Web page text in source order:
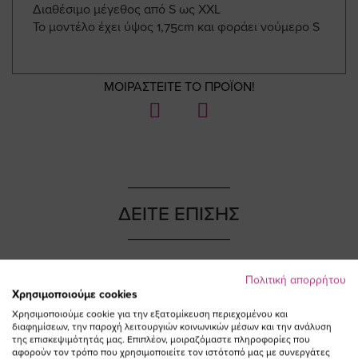
Διαθέσιμο μέγεθος από S ως XXL
Το μοντέλο έχει ύψος 1,75cm και φοράει νούμερο S
ΜΟΙΡΑΣΤΕΙΤΕ ΤΟ ΠΡΟΪΟΝ!
ΔΕΙΤΕ ΕΠΙΣΗΣ
Πολιτική απορρήτου
Χρησιμοποιούμε cookies
Χρησιμοποιούμε cookie για την εξατομίκευση περιεχομένου και
διαφημίσεων, την παροχή λειτουργιών κοινωνικών μέσων και την ανάλυση
της επισκεψιμότητάς μας. Επιπλέον, μοιραζόμαστε πληροφορίες που
αφορούν τον τρόπο που χρησιμοποιείτε τον ιστότοπό μας με συνεργάτες